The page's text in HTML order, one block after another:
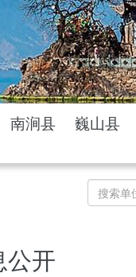
南涧县 巍山县
公开